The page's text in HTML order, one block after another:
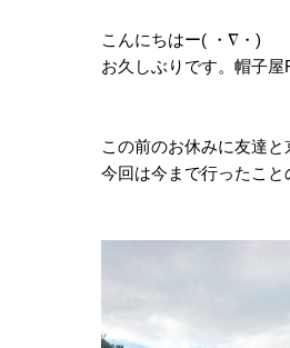
こんにちはー( ・∇・)
お久しぶりです。帽子
この前のお休みに友達と
今回は今まで行ったこ